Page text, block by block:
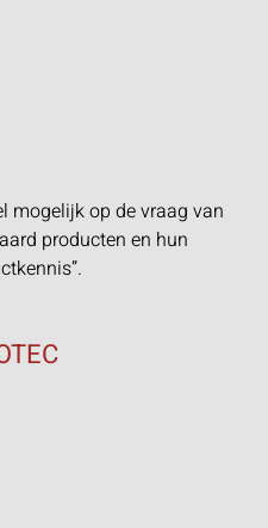
mogelijk op de vraag van
producten en hun